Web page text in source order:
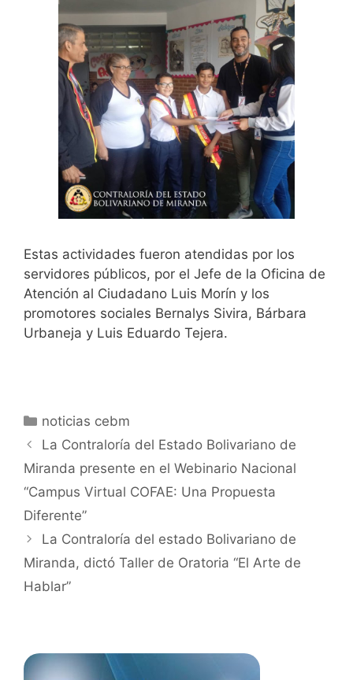
Estas actividades fueron atendidas por los
servidores públicos, por el Jefe de la Oficina de
Atención al Ciudadano Luis Morín y los
promotores sociales Bernalys Sivira, Bárbara
Urbaneja y Luis Eduardo Tejera.
noticias cebm
La Contraloría del Estado Bolivariano de
Miranda presente en el Webinario Nacional
“Campus Virtual COFAE: Una Propuesta
Diferente”
La Contraloría del estado Bolivariano de
Miranda, dictó Taller de Oratoria “El Arte de
Hablar”